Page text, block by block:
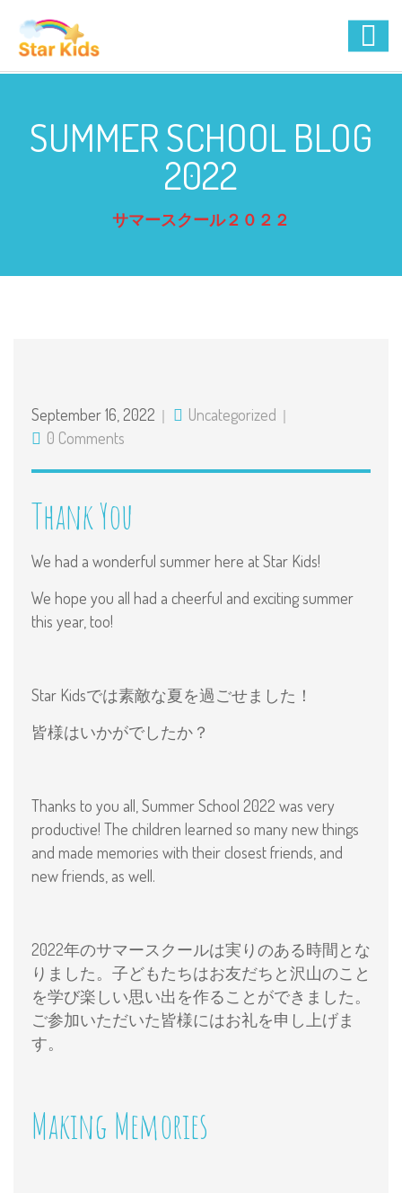
SUMMER SCHOOL BLOG
2022
サマースクール２０２２
September 16, 2022
Uncategorized
0 Comments
Thank You
We had a wonderful summer here at Star Kids!
We hope you all had a cheerful and exciting summer
this year, too!
Star Kidsでは素敵な夏を過ごせました！
皆様はいかがでしたか？
Thanks to you all, Summer School 2022 was very
productive! The children learned so many new things
and made memories with their closest friends, and
new friends, as well.
2022年のサマースクールは実りのある時間とな
りました。子どもたちはお友だちと沢山のこと
を学び楽しい思い出を作ることができました。
ご参加いただいた皆様にはお礼を申し上げま
す。
Making Memories